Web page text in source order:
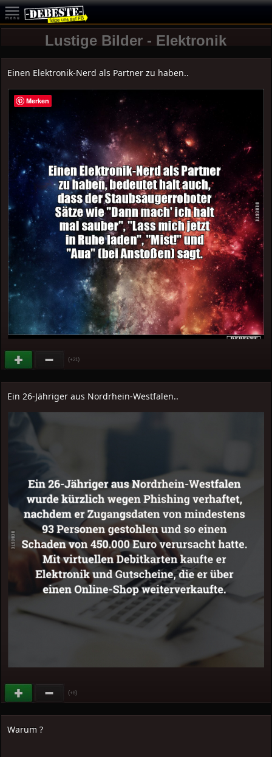
Lustige Bilder - Elektronik
Einen Elektronik-Nerd als Partner zu haben..
(+21)
Ein 26-Jähriger aus Nordrhein-Westfalen..
(+8)
Warum ?
Merken